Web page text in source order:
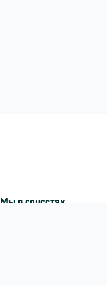
Мы в соцсетях